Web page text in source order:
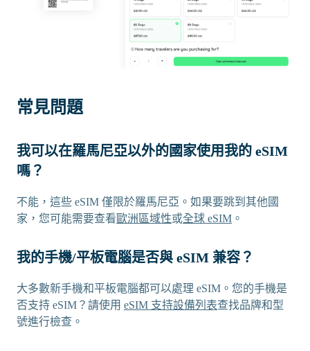
常見問題
我可以在羅馬尼亞以外的國家使用我的 eSIM
嗎？
不能，這些 eSIM 僅限於羅馬尼亞。如果要跳到其他國
家，您可能需要查看歐洲區域性或全球 eSIM 。
我的手機/平板電腦是否與 eSIM 兼容？
大多數新手機和平板電腦都可以處理 eSIM。您的手機是
否支持 eSIM？請使用 eSIM 支持設備列表查找品牌和型
號進行檢查。